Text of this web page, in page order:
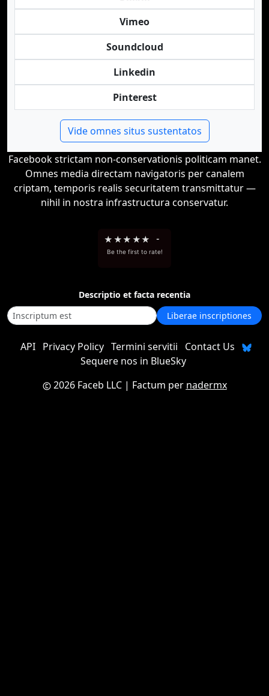
Vimeo
Soundcloud
Linkedin
Pinterest
Vide omnes situs sustentatos
Facebook strictam non-conservationis politicam manet.
Omnes media directam navigatoris per canalem
criptam, temporis realis securitatem transmittatur —
nihil in nostra infrastructura conservatur.
★ ★★ ★★ -
Be the first to rate!
Descriptio et facta recentia
Liberae inscriptiones
API Privacy Policy Termini servitii
Contact Us
Sequere nos in BlueSky
2026 Faceb LLC| Factum per nadermx